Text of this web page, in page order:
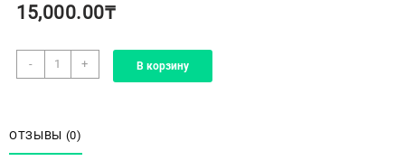
15,000.00₸
-
Количество
товара
Вихрь
Ц-32/4
+ В корзину
ОТЗЫВЫ (0)